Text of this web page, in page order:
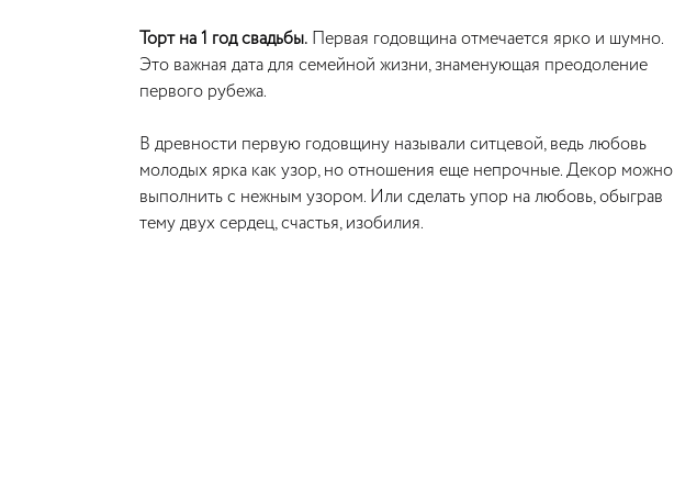
Торт на 1 год свадьбы. Первая годовщина отмечается ярко и шумно.
Это важная дата для семейной жизни, знаменующая преодоление
первого рубежа.
В древности первую годовщину называли ситцевой, ведь любовь
молодых ярка как узор, но отношения еще непрочные. Декор можно
выполнить с нежным узором. Или сделать упор на любовь, обыграв
тему двух сердец, счастья, изобилия.